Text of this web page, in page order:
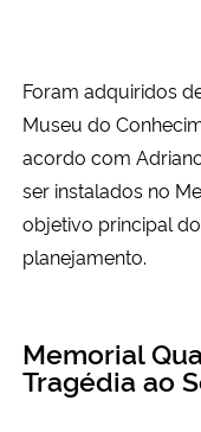
Foram adquiridos
Museu do
acordo com
ser instalados no
objetivo principal
planejamento.
Memorial
Tragédia ao